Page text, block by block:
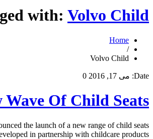
with: Volvo Child
Home
/
Volvo Child
Date: می 17, 2016 0
Of Child Seats
the launch of a new range of child seats
in partnership with childcare products […]